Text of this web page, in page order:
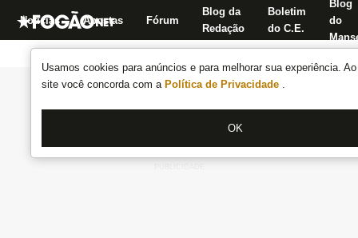
Usamos cookies para anúncios e para melhorar sua experiência.
site você concorda com a Política de Privacidade .
OK
Notícias Apostas Fórum
Blog da
Redação
Boletim
do C.E.
Blog
do